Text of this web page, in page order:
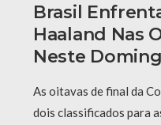
Brasil
Haaland Nas
Neste
As oitavas de final da
dois classificados para